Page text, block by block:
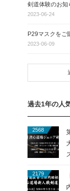
剣道体験のお知
2023-06-24
P29マスクをご
2023-06-09
過去1年の人
2568
2179